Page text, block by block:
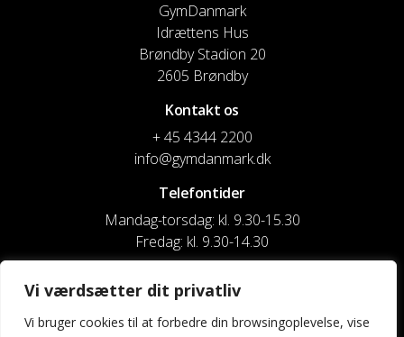
Vi værdsætter dit privatliv
Vi bruger cookies til at forbedre din browsingoplevelse, vise
GymDanmark
Idrættens Hus
Brøndby Stadion 20
2605 Brøndby
Kontakt os
+ 45 4344 2200
info@gymdanmark.dk
Telefontider
Mandag-torsdag: kl. 9.30-15.30
Fredag: kl. 9.30-14.30
CVR nr. 20916818
Reg. & Kontonr.: 4180 3119119022